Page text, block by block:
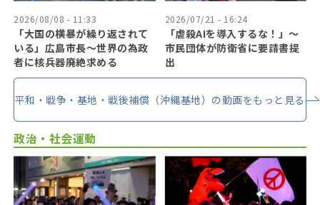
2026/08/08 - 11:33
「大国の横暴が繰り返されて
いる」広島市長〜世界の為政
者に核兵器廃絶求める
2026/07/21 - 16:24
「虐殺AIを導入するな！」〜
市民団体が防衛省に要請書提
出
平和・戦争・基地・戦後補償（沖縄基地）の動画をもっと見る
政治・社会運動